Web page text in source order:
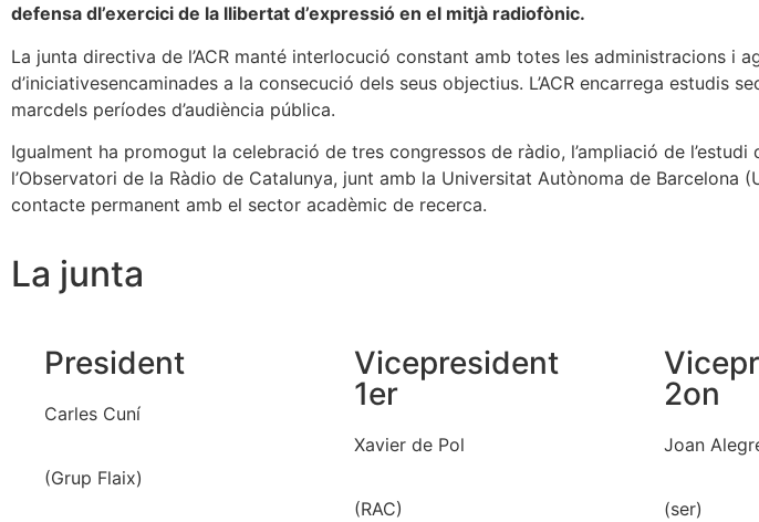
defensa dl’exercici de la llibertat d’expressió en el mitjà radiofònic.
La junta directiva de l’ACR manté interlocució constant amb totes les administracions i
d’iniciativesencaminades a la consecució dels seus objectius. L’ACR encarrega estudis
marcdels períodes d’audiència pública.
Igualment ha promogut la celebració de tres congressos de ràdio, l’ampliació de
l’Observatori de la Ràdio de Catalunya, junt amb la Universitat Autònoma de Barcelona
contacte permanent amb el sector acadèmic de recerca.
La junta
President
Carles Cuní
(Grup Flaix)
Vicepresident
1er
Xavier de Pol
(RAC)
2on
Joan
(ser)